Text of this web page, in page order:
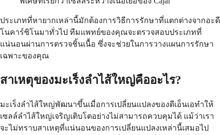
ประเภทที่หายากเหล่านี้มักต้องการวิธีการรักษาที่แตกต่างจากอะดี
โนคาร์ซิโนมาทั่วไป ทีมแพทย์ของคุณจะตรวจสอบประเภทที่
แน่นอนผ่านการตรวจชิ้นเนื้อ ซึ่งจะช่วยในการวางแผนการรักษา
เฉพาะของคุณ
สาเหตุของมะเร็งลำไส้ใหญ่คืออะไร?
มะเร็งลำไส้ใหญ่พัฒนาขึ้นเมื่อการเปลี่ยนแปลงของดีเอ็นเอทำให้
เซลล์ลำไส้ใหญ่เจริญเติบโตอย่างไม่สามารถควบคุมได้ แม้ว่าเรา
จะไม่ทราบสาเหตุที่แน่นอนของการเปลี่ยนแปลงเหล่านี้เสมอไป